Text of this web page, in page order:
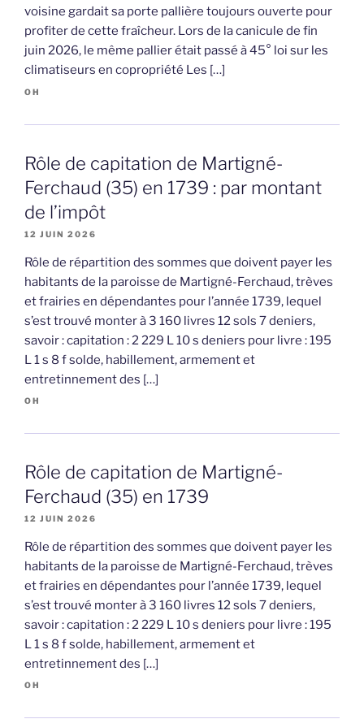
voisine gardait sa porte pallière toujours ouverte pour
profiter de cette fraîcheur. Lors de la canicule de fin
juin 2026, le même pallier était passé à 45° loi sur les
climatiseurs en copropriété Les […]
OH
Rôle de capitation de Martigné-
Ferchaud (35) en 1739 : par montant
de l’impôt
12 JUIN 2026
Rôle de répartition des sommes que doivent payer les
habitants de la paroisse de Martigné-Ferchaud, trèves
et frairies en dépendantes pour l’année 1739, lequel
s’est trouvé monter à 3 160 livres 12 sols 7 deniers,
savoir : capitation : 2 229 L 10 s deniers pour livre : 195
L 1 s 8 f solde, habillement, armement et
entretinnement des […]
OH
Rôle de capitation de Martigné-
Ferchaud (35) en 1739
12 JUIN 2026
Rôle de répartition des sommes que doivent payer les
habitants de la paroisse de Martigné-Ferchaud, trèves
et frairies en dépendantes pour l’année 1739, lequel
s’est trouvé monter à 3 160 livres 12 sols 7 deniers,
savoir : capitation : 2 229 L 10 s deniers pour livre : 195
L 1 s 8 f solde, habillement, armement et
entretinnement des […]
OH